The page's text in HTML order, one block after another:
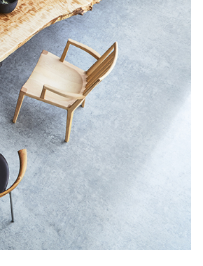
EVENT
BLOG
メディア美術協力